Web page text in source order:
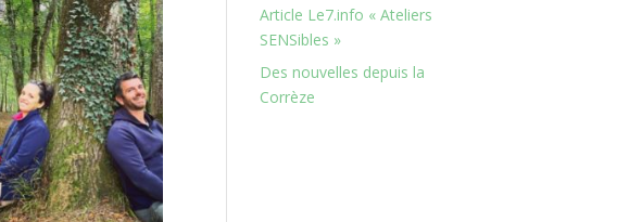
Article Le7.info « Ateliers
SENSibles »
Des nouvelles depuis la
Corrèze